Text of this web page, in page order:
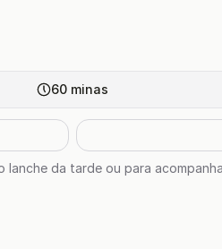
60 minas
da tarde ou para